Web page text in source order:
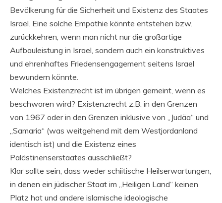
Bevölkerung für die Sicherheit und Existenz des Staates
Israel. Eine solche Empathie könnte entstehen bzw.
zurückkehren, wenn man nicht nur die großartige
Aufbauleistung in Israel, sondern auch ein konstruktives
und ehrenhaftes Friedensengagement seitens Israel
bewundern könnte.
Welches Existenzrecht ist im übrigen gemeint, wenn es
beschworen wird? Existenzrecht z.B. in den Grenzen
von 1967 oder in den Grenzen inklusive von „Judäa“ und
„Samaria“ (was weitgehend mit dem Westjordanland
identisch ist) und die Existenz eines
Palästinenserstaates ausschließt?
Klar sollte sein, dass weder schiitische Heilserwartungen,
in denen ein jüdischer Staat im „Heiligen Land“ keinen
Platz hat und andere islamische ideologische